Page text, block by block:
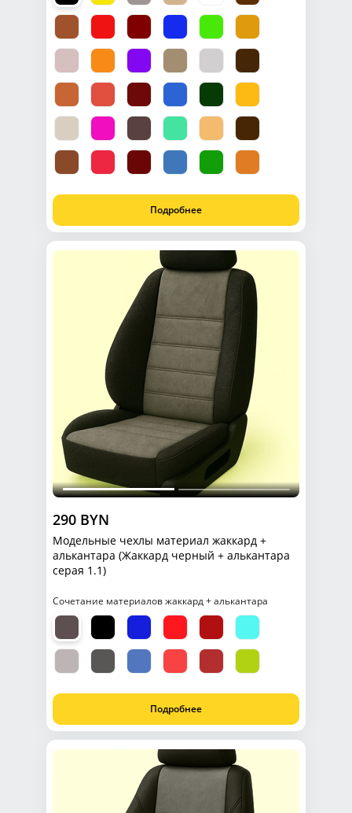
Подробнее
290 BYN
Модельные чехлы материал жаккард +
алькантара (Жаккард черный + алькантара
серая 1.1)
Сочетание материалов жаккард + алькантара
Подробнее